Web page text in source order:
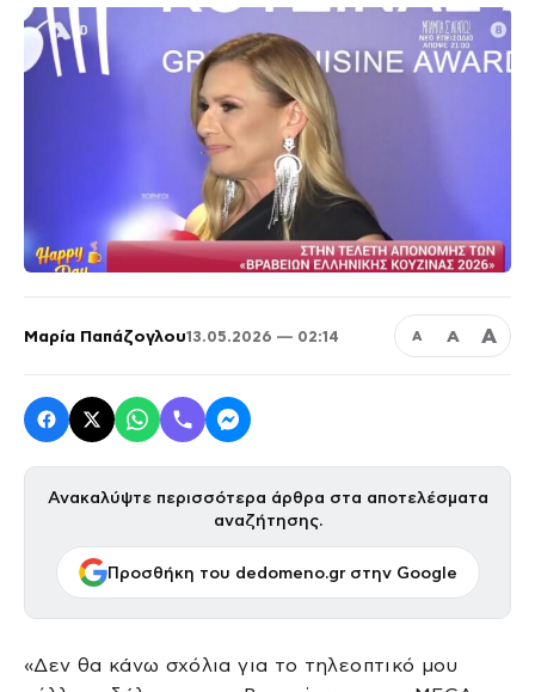
Μαρία Παπάζογλου13.05.2026 — 02:14 Α Α Α
Ανακαλύψτε περισσότερα άρθρα στα αποτελέσματα
αναζήτησης.
Προσθήκη του dedomeno.gr στην Google
«Δεν θα κάνω σχόλια για το τηλεοπτικό μου